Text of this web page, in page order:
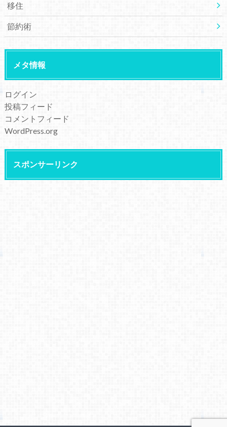
移住
節約術
メタ情報
ログイン
投稿フィード
コメントフィード
WordPress.org
スポンサーリンク